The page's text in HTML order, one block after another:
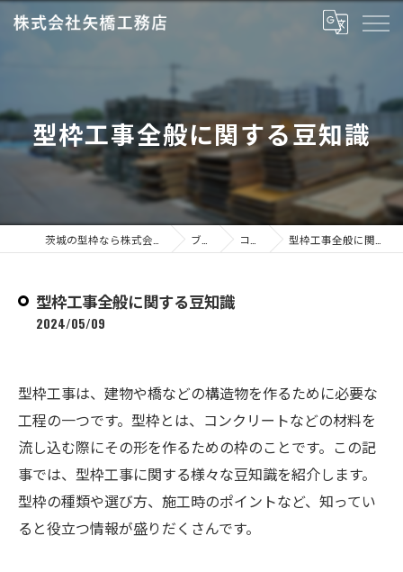
型枠工事全般に関する豆知識
ブログ コラム 型枠工事全般に関する豆知識
型枠工事全般に関する豆知識
2024/05/09
型枠工事は、建物や橋などの構造物を作るために必要な
工程の一つです。型枠とは、コンクリートなどの材料を
流し込む際にその形を作るための枠のことです。この記
事では、型枠工事に関する様々な豆知識を紹介します。
型枠の種類や選び方、施工時のポイントなど、知ってい
ると役立つ情報が盛りだくさんです。